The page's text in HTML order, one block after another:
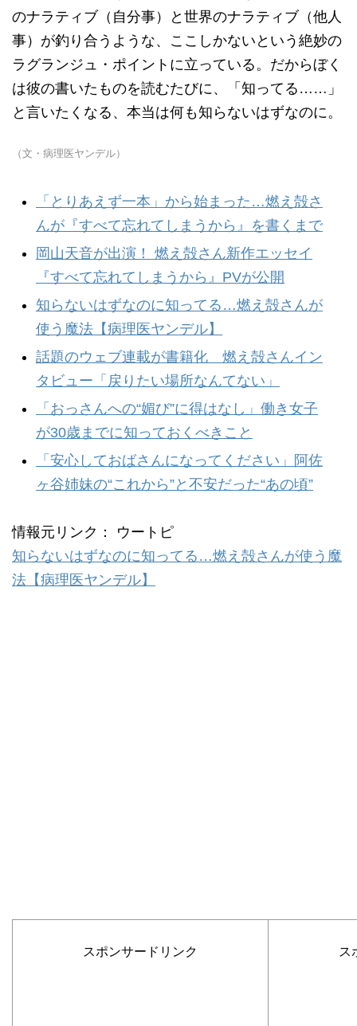
のナラティブ（自分事）と世界のナラティブ（他人
事）が釣り合うような、ここしかないという絶妙の
ラグランジュ・ポイントに立っている。だからぼく
は彼の書いたものを読むたびに、「知ってる……」
と言いたくなる、本当は何も知らないはずなのに。
（文・病理医ヤンデル）
「とりあえず一本」から始まった…燃え殻さ
んが『すべて忘れてしまうから』を書くまで
岡山天音が出演！ 燃え殻さん新作エッセイ
『すべて忘れてしまうから』PVが公開
知らないはずなのに知ってる…燃え殻さんが
使う魔法【病理医ヤンデル】
話題のウェブ連載が書籍化 燃え殻さんイン
タビュー「戻りたい場所なんてない」
「おっさんへの“媚び”に得はなし」働き女子
が30歳までに知っておくべきこと
「安心しておばさんになってください」阿佐
ヶ谷姉妹の“これから”と不安だった“あの頃”
情報元リンク： ウートピ
知らないはずなのに知ってる…燃え殻さんが使う魔
法【病理医ヤンデル】
スポンサードリンク ス